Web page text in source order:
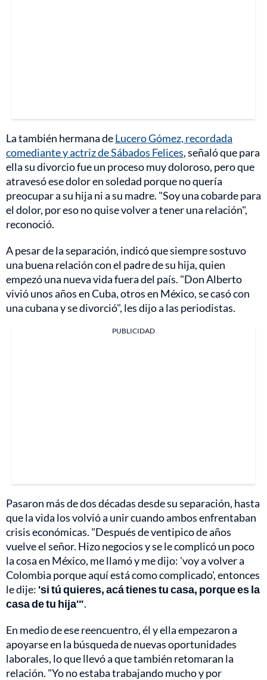
La también hermana deLucero Gómez, recordada
comediante y actriz de Sábados Felices, señaló que para
ella su divorcio fue un proceso muy doloroso, pero que
atravesó ese dolor en soledad porque no quería
preocupar a su hija ni a su madre. "Soy una cobarde para
el dolor, por eso no quise volver a tener una relación",
reconoció.
A pesar de la separación, indicó que siempre sostuvo
una buena relación con el padre de su hija, quien
empezó una nueva vida fuera del país. "Don Alberto
vivió unos años en Cuba, otros en México, se casó con
una cubana y se divorció", les dijo a las periodistas.
PUBLICIDAD
Pasaron más de dos décadas desde su separación, hasta
que la vida los volvió a unir cuando ambos enfrentaban
crisis económicas. "Después de ventipico de años
vuelve el señor. Hizo negocios y se le complicó un poco
la cosa en México, me llamó y me dijo: 'voy a volver a
Colombia porque aquí está como complicado', entonces
le dije: 'si tú quieres, acá tienes tu casa, porque es la
casa de tu hija'".
En medio de ese reencuentro, él y ella empezaron a
apoyarse en la búsqueda de nuevas oportunidades
laborales, lo que llevó a que también retomaran la
relación. "Yo no estaba trabajando mucho y por